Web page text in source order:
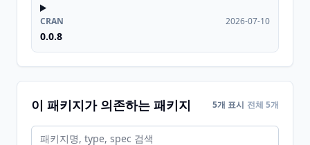
CRAN
0.0.8
2026-07-10
이 패키지가 의존하는 패키지 5개 표시 전체 5개